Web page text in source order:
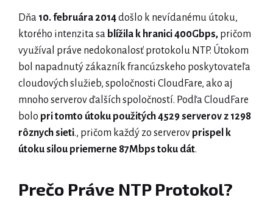
Dňa 10. februára 2014došlo k nevídanému útoku,
ktorého intenzita sa blížila k hranici 400Gbps, pričom
využíval práve nedokonalosť protokolu NTP. Útokom
bol napadnutý zákazník francúzskeho poskytovateľa
cloudových služieb, spoločnosti CloudFare, ako aj
mnoho serverov ďalších spoločností. Podľa CloudFare
bolo pri tomto útoku použitých 4529 serverov z 1298
rôznych sieti., pričom každý zo serverov prispel k
útoku silou priemerne 87Mbps toku dát.
Prečo Práve NTP Protokol?